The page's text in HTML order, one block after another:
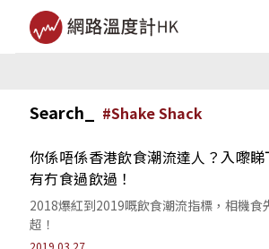
Search_ #Shake Shack
你係唔係香港飲食潮流達人？入嚟
有冇食過飲過！
2018爆紅到2019嘅飲食潮流指標，相機食
超！
2019.03.27